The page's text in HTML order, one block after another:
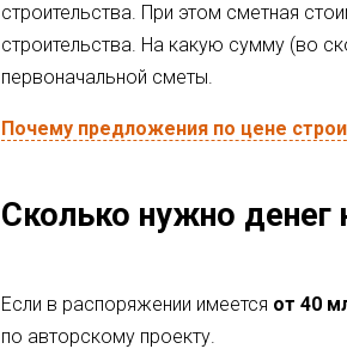
строительства. При этом сметная
строительства. На какую сумму (во
первоначальной сметы.
Почему предложения по цене
Сколько нужно денег
Если в распоряжении имеется от 40
по авторскому проекту.